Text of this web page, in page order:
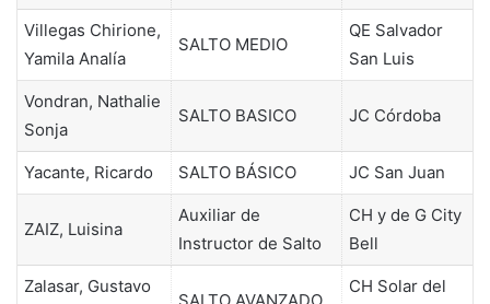
Villegas Chirione,
Yamila Analía
SALTO MEDIO
QE Salvador
San Luis
Vondran, Nathalie
Sonja
SALTO BASICO JC Córdoba
Yacante, Ricardo SALTO BÁSICO JC San Juan
ZAIZ, Luisina
Auxiliar de
Instructor de Salto
CH y de G City
Bell
Zalasar, Gustavo
CH Solar del